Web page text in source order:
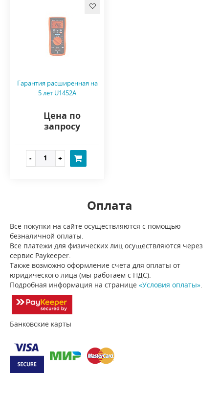
Гарантия расширенная на
5 лет U1452A
Цена по
запросу
Оплата
Все покупки на сайте осуществляются с помощью
безналичной оплаты.
Все платежи для физических лиц осуществляются через
сервис Paykeeper.
Также возможно оформление счета для оплаты от
юридического лица (мы работаем с НДС).
Подробная информация на странице «Условия оплаты».
Банковские карты